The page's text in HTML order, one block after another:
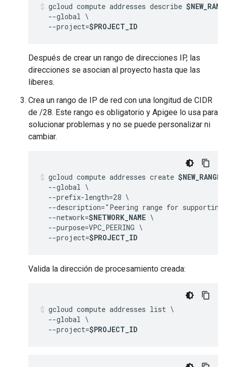
gcloud compute addresses describe
  --global \
  --project=
$PROJECT_ID
Después de crear un rango de direcciones IP, las
direcciones se asocian al proyecto hasta que las
liberes.
Crea un rango de IP de red con una longitud de CIDR
de /28. Este rango es obligatorio y Apigee lo usa para
solucionar problemas y no se puede personalizar ni
cambiar.
gcloud compute addresses create
  --global \
  --prefix-length=28 \
--description="Peering range for
  --network=
$NETWORK_NAME \
  --purpose=VPC_PEERING \
  --project=
$PROJECT_ID
Valida la dirección de procesamiento creada:
gcloud compute addresses list \
  --global \
  --project=
$PROJECT_ID